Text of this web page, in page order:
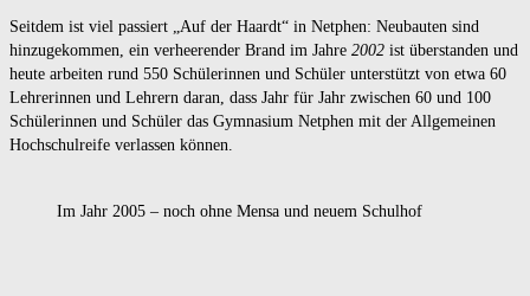
Seitdem ist viel passiert „Auf der Haardt“ in Netphen: Neubauten sind
hinzugekommen, ein verheerender Brand im Jahre 2002 ist überstanden und
heute arbeiten rund 550 Schülerinnen und Schüler unterstützt von etwa 60
Lehrerinnen und Lehrern daran, dass Jahr für Jahr zwischen 60 und 100
Schülerinnen und Schüler das Gymnasium Netphen mit der Allgemeinen
Hochschulreife verlassen können.
Im Jahr 2005 – noch ohne Mensa und neuem Schulhof